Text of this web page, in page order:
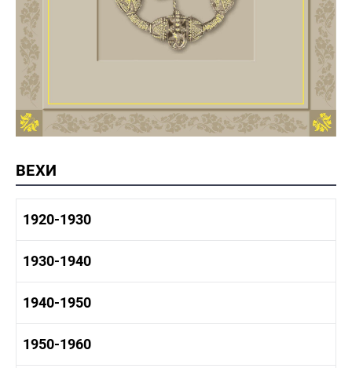
ВЕХИ
1920-1930
1920-1930 история
1920-1930 культура
1930-1940
1930-1940 история
1930-1940 культура
1940-1950
1940-1950 быт
1950-1960